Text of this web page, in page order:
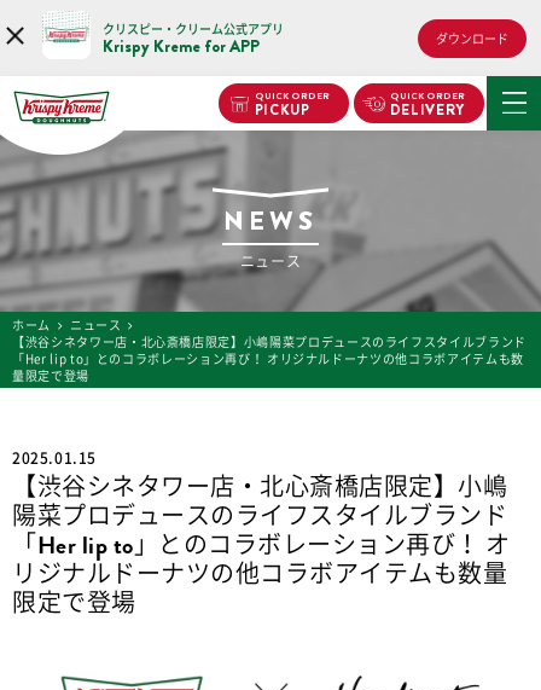
クリスピー・クリーム公式アプリ
Krispy Kreme for APP ダウンロード
QUICK ORDER
PICKUP
QUICK ORDER
DELIVERY
NEWS
ニュース
ホーム
ニュース
【渋谷シネタワー店・北心斎橋店限定】小嶋陽菜プロデュースのライフスタイルブランド
「Her lip to」とのコラボレーション再び！ オリジナルドーナツの他コラボアイテムも数
量限定で登場
2025.01.15
【渋谷シネタワー店・北心斎橋店限定】小嶋
陽菜プロデュースのライフスタイルブランド
「Her lip to」とのコラボレーション再び！ オ
リジナルドーナツの他コラボアイテムも数量
限定で登場